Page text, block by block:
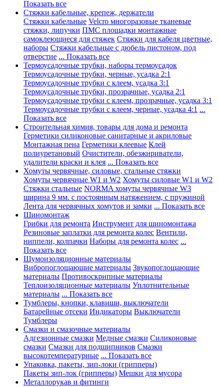
Показать все
Стяжки кабельные, крепеж, держатели
Стяжки кабельные Velcro многоразовые тканевые
стяжки, липучки ПМС площадки монтажные
самоклеющиеся для стяжек Стяжки для кабеля цветные,
наборы Стяжки кабельные с дюбель пистоном, под
отверстие ... Показать все
Термоусадочные трубки, наборы термоусадок
Термоусадочные трубки, черные, усадка 2:1
Термоусадочные трубки с клеем, усадка 3:1
Термоусадочные трубки, прозрачные, усадка 2:1
Термоусадочные трубки с клеем, прозрачные, усадка 3:1
Термоусадочные трубки с клеем, черные, усадка 4:1 ...
Показать все
Строительная химия, товары для дома и ремонта
Герметики силиконовые санитарные и акриловые
Монтажная пена Герметики клеевые Клей
полиуретановый Очистители, обезжириватели,
удалители краски и клея ... Показать все
Хомуты червячные, силовые, стальные стяжки
Хомуты червячные W1 и W2 Хомуты силовые W1 и W2
Стяжки стальные NORMA хомуты червячные W3
ширина 9 мм. с постоянным натяжением, с пружиной
Лента для червячных хомутов и замки ... Показать все
Шиномонтаж
Грибки для ремонта Инструмент для шиномонтажа
Резиновые заплатки для ремонта колес Вентили,
ниппели, колпачки Наборы для ремонта колес ...
Показать все
Шумоизоляционные материалы
Вибропоглощающие материалы Звукопоглощающие
материалы Противоскрипные материалы
Теплоизоляционные материалы Уплотнительные
материалы ... Показать все
Тумблеры, кнопки, клавиши, выключатели
Батарейные отсеки Индикаторы Выключатели
Тумблеры
Смазки и смазочные материалы
Адгезионные смазки Медные смазки Силиконовые
смазки Смазки для подшипников Смазки
высокотемпературные ... Показать все
Упаковка, пакеты, зип-локи (грипперы)
Пакеты зип-лок (грипперы) Мешки для мусора
Металлорукав и фитинги